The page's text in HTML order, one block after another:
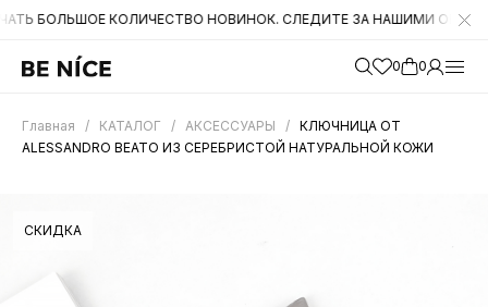
КОЛИЧЕСТВО НОВИНОК. СЛЕДИТЕ ЗА НАШИМИ
0 0
Главная / КАТАЛОГ / АКСЕССУАРЫ / КЛЮЧНИЦА ОТ
ALESSANDRO BEATO ИЗ СЕРЕБРИСТОЙ НАТУРАЛЬНОЙ КОЖИ
СКИДКА